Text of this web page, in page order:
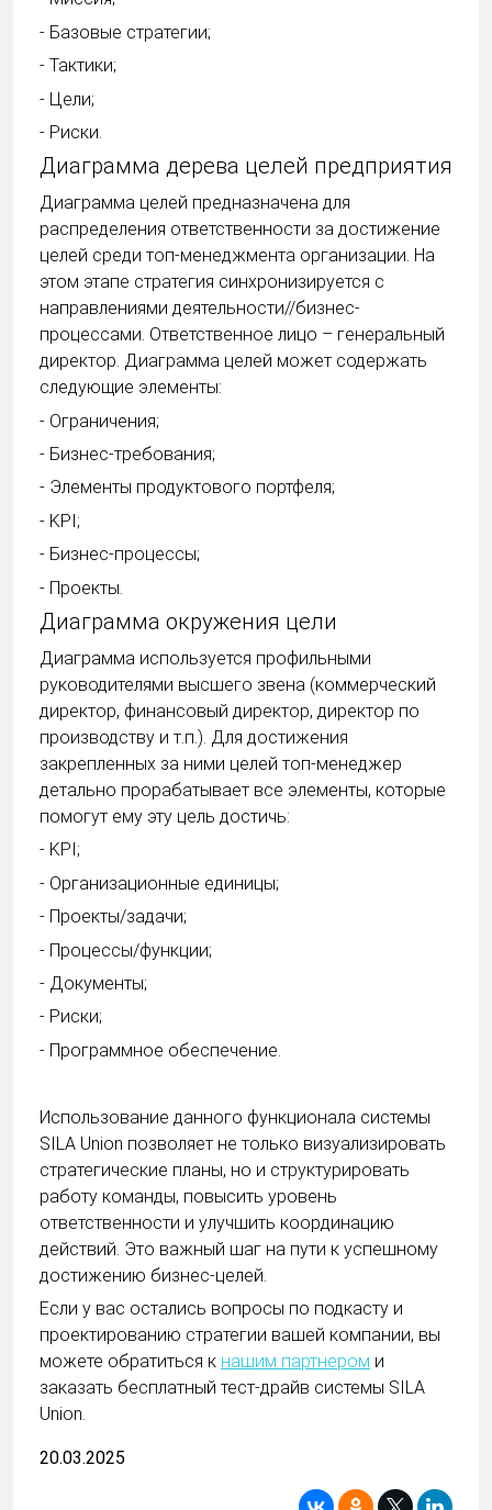
- Базовые стратегии;
- Тактики;
- Цели;
- Риски.
Диаграмма дерева целей предприятия
Диаграмма целей предназначена для
распределения ответственности за достижение
целей среди топ-менеджмента организации. На
этом этапе стратегия синхронизируется с
направлениями деятельности//бизнес-
процессами. Ответственное лицо – генеральный
директор. Диаграмма целей может содержать
следующие элементы:
- Ограничения;
- Бизнес-требования;
- Элементы продуктового портфеля;
- KPI;
- Бизнес-процессы;
- Проекты.
Диаграмма окружения цели
Диаграмма используется профильными
руководителями высшего звена (коммерческий
директор, финансовый директор, директор по
производству и т.п.). Для достижения
закрепленных за ними целей топ-менеджер
детально прорабатывает все элементы, которые
помогут ему эту цель достичь:
- KPI;
- Организационные единицы;
- Проекты/задачи;
- Процессы/функции;
- Документы;
- Риски;
- Программное обеспечение.
Использование данного функционала системы
SILA Union позволяет не только визуализировать
стратегические планы, но и структурировать
работу команды, повысить уровень
ответственности и улучшить координацию
действий. Это важный шаг на пути к успешному
достижению бизнес-целей.
Если у вас остались вопросы по подкасту и
проектированию стратегии вашей компании, вы
можете обратиться к нашим партнером и
заказать бесплатный тест-драйв системы SILA
Union.
20.03.2025